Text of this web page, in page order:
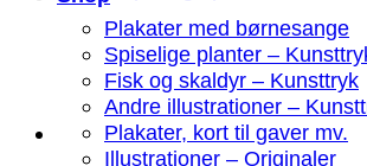
Plakater med børnesange
Spiselige planter –
Fisk og skaldyr – Kunsttryk
Andre illustrationer –
Plakater, kort til gaver mv.
Illustrationer – Originaler